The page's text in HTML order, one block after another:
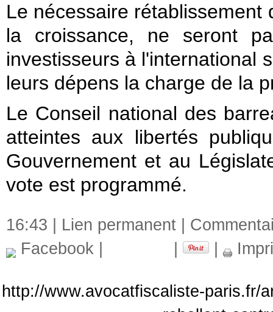
Le nécessaire
la croissance, ne seront
investisseurs à l'international
leurs dépens la charge de la
Le Conseil national des
atteintes aux libertés
Gouvernement et au
vote est programmé.
16:43 | Lien permanent
Facebook
http://www.avocatfiscaliste-paris.fr/